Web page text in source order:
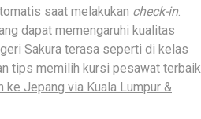
saat melakukan check-in.
dapat memengaruhi kualitas
Sakura terasa seperti di kelas
tips memilih kursi pesawat terbaik
ke Jepang via Kuala Lumpur &